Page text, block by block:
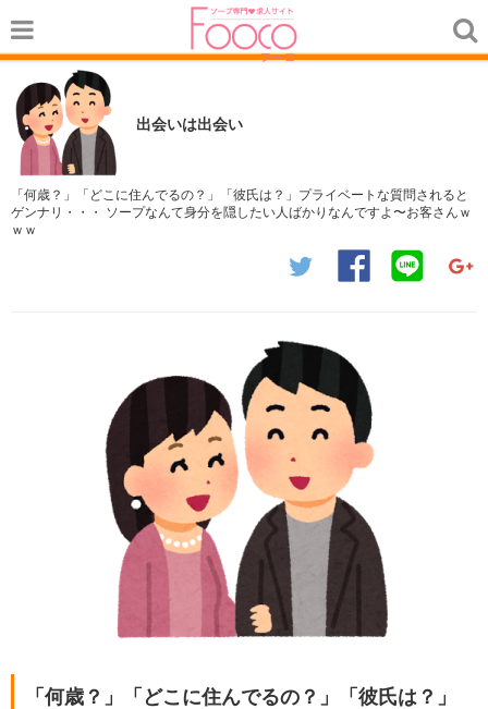
出会いは出会い
「何歳？」「どこに住んでるの？」「彼氏は？」プライベートな質問されると
ゲンナリ・・・ ソープなんて身分を隠したい人ばかりなんですよ〜お客さんｗ
ｗｗ
「何歳？」「どこに住んでるの？」「彼氏は？」